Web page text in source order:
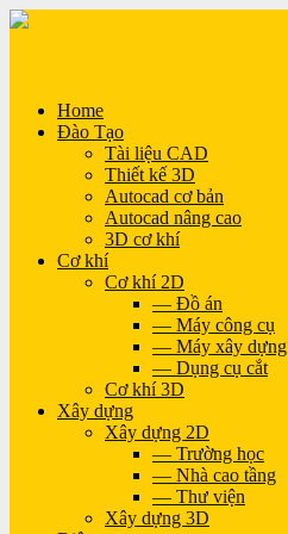
Home
Đào Tạo
Tài liệu CAD
Thiết kế 3D
Autocad cơ bản
Autocad nâng cao
3D cơ khí
Cơ khí
Cơ khí 2D
— Đồ án
— Máy công cụ
— Máy xây dựng
— Dụng cụ cắt
Cơ khí 3D
Xây dựng
Xây dựng 2D
— Trường học
— Nhà cao tầng
— Thư viện
Xây dựng 3D